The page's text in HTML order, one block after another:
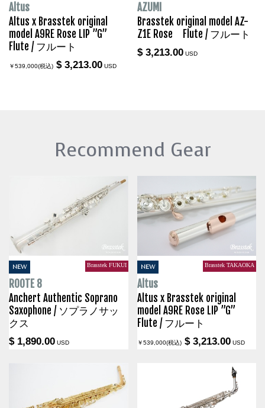
Altus
Altus x Brasstek original
model A9RE Rose LIP ”G”
Flute / フルート
￥539,000(税込) $ 3,213.00 USD
AZUMI
Brasstek original model AZ-
Z1E Rose Flute / フルート
$ 3,213.00USD
Recommend Gear
NEW Brasstek FUKUI
ROOTE 8
Anchert Authentic Soprano
Saxophone / ソプラノサッ
クス
$ 1,890.00 USD
NEW Brasstek TAKAOKA
Altus
Altus x Brasstek original
model A9RE Rose LIP ”G”
Flute / フルート
￥539,000(税込) $ 3,213.00USD